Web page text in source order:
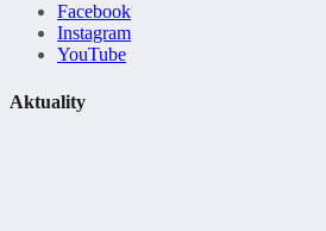
Facebook
Instagram
YouTube
Aktuality